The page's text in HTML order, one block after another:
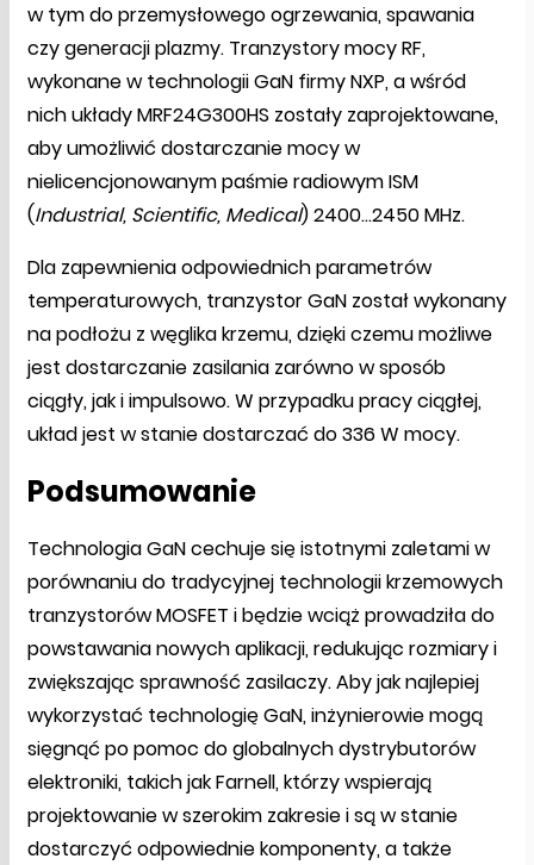
w tym do przemysłowego ogrzewania, spawania
czy generacji plazmy. Tranzystory mocy RF,
wykonane w technologii GaN firmy NXP, a wśród
nich układy MRF24G300HS zostały zaprojektowane,
aby umożliwić dostarczanie mocy w
nielicencjonowanym paśmie radiowym ISM
(Industrial, Scientific, Medical) 2400...2450 MHz.
Dla zapewnienia odpowiednich parametrów
temperaturowych, tranzystor GaN został wykonany
na podłożu z węglika krzemu, dzięki czemu możliwe
jest dostarczanie zasilania zarówno w sposób
ciągły, jak i impulsowo. W przypadku pracy ciągłej,
układ jest w stanie dostarczać do 336 W mocy.
Podsumowanie
Technologia GaN cechuje się istotnymi zaletami w
porównaniu do tradycyjnej technologii krzemowych
tranzystorów MOSFET i będzie wciąż prowadziła do
powstawania nowych aplikacji, redukując rozmiary i
zwiększając sprawność zasilaczy. Aby jak najlepiej
wykorzystać technologię GaN, inżynierowie mogą
sięgnąć po pomoc do globalnych dystrybutorów
elektroniki, takich jak Farnell, którzy wspierają
projektowanie w szerokim zakresie i są w stanie
dostarczyć odpowiednie komponenty, a także